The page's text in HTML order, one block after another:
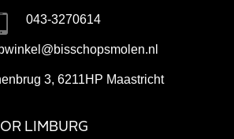
043-3270614
3, 6211HP Maastricht
LIMBURG